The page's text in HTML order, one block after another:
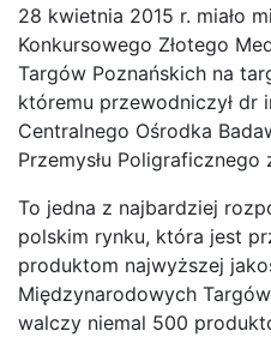
28 kwietnia 2015 r. miało
Konkursowego Złotego
Targów Poznańskich na
któremu przewodniczył dr
Centralnego Ośrodka
Przemysłu Poligraficznego
To jedna z najbardziej
polskim rynku, która jest
produktom najwyższej
Międzynarodowych
walczy niemal 500